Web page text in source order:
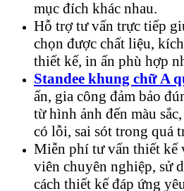
mục đích khác nhau.
Hỗ trợ tư vấn trực tiếp
chọn được chất liệu,
thiết kế, in ấn phù hợp
Standee khung chữ A
ấn, gia công đảm bảo
từ hình ảnh đến màu
có lỗi, sai sót trong quá
Miễn phí tư vấn thiết kế
viên chuyên nghiệp, sử
cách thiết kế đáp ứng